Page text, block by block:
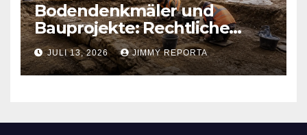
Bodendenkmäler und
Bauprojekte: Rechtliche
Pflichten und praktischer
Ablauf
JULI 13, 2026 JIMMY REPORTA